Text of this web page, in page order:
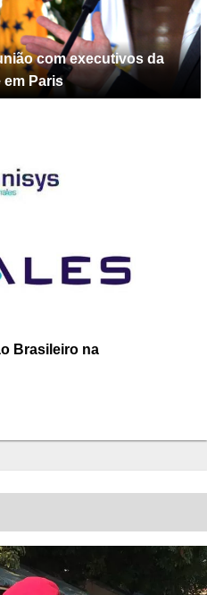
com executivos da
em Paris
Brasileiro na